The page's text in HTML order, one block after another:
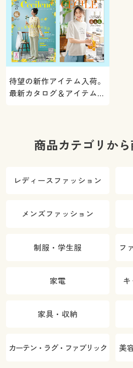
待望の新作アイテム入荷。
最新カタログ＆アイテムを
商品カテゴリか
レディースファッション
メンズファッション
制服・学生服 フ
家電
家具・収納
カーテン・ラグ・ファブリック 美